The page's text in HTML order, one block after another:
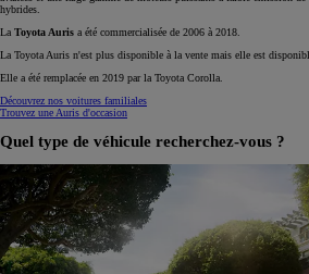
hybrides.
La Toyota Auris a été commercialisée de 2006 à 2018.
La Toyota Auris n'est plus disponible à la vente mais elle est
Elle a été remplacée en 2019 par la Toyota Corolla.
Découvrez nos voitures familiales
Trouvez une Auris d'occasion
Quel type de véhicule recherchez-vous ?